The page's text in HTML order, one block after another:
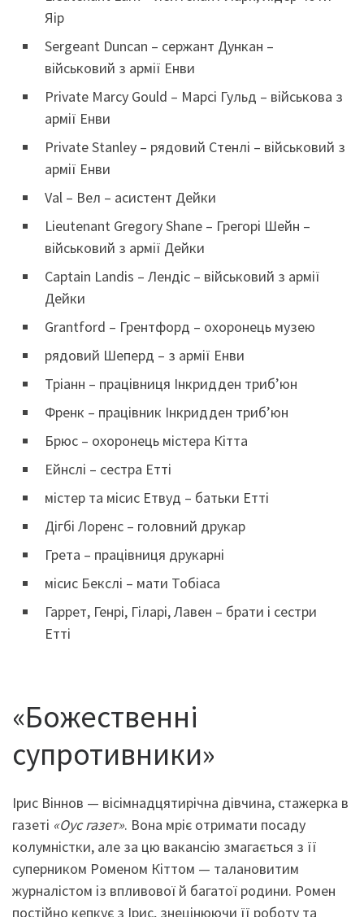
Яір
Sergeant Duncan – сержант Дункан –
військовий з армії Енви
Private Marcy Gould – Марсі Гульд – військова з
армії Енви
Private Stanley – рядовий Стенлі – військовий з
армії Енви
Val – Вел – асистент Дейки
Lieutenant Gregory Shane – Грегорі Шейн –
військовий з армії Дейки
Captain Landis – Лендіс – військовий з армії
Дейки
Grantford – Грентфорд – охоронець музею
рядовий Шеперд – з армії Енви
Тріанн – працівниця Інкридден триб’юн
Френк – працівник Інкридден триб’юн
Брюс – охоронець містера Кітта
Ейнслі – сестра Етті
містер та місис Етвуд – батьки Етті
Дігбі Лоренс – головний друкар
Грета – працівниця друкарні
місис Бекслі – мати Тобіаса
Гаррет, Генрі, Гіларі, Лавен – брати і сестри
Етті
«Божественні
супротивники»
Ірис Віннов — вісімнадцятирічна дівчина, стажерка в
газеті «Оус газет». Вона мріє отримати посаду
колумністки, але за цю вакансію змагається з її
суперником Роменом Кіттом — талановитим
журналістом із впливової й багатої родини. Ромен
постійно кепкує з Ірис, знецінюючи її роботу та